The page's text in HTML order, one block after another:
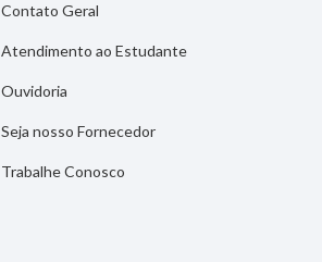
Contato Geral
Atendimento ao Estudante
Ouvidoria
Seja nosso Fornecedor
Trabalhe Conosco